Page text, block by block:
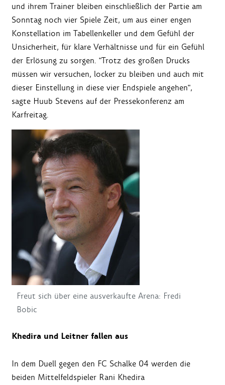
und ihrem Trainer bleiben einschließlich der Partie am
Sonntag noch vier Spiele Zeit, um aus einer engen
Konstellation im Tabellenkeller und dem Gefühl der
Unsicherheit, für klare Verhältnisse und für ein Gefühl
der Erlösung zu sorgen. "Trotz des großen Drucks
müssen wir versuchen, locker zu bleiben und auch mit
dieser Einstellung in diese vier Endspiele angehen",
sagte Huub Stevens auf der Pressekonferenz am
Karfreitag.
Freut sich über eine ausverkaufte Arena: Fredi
Bobic
Khedira und Leitner fallen aus
In dem Duell gegen den FC Schalke 04 werden die
beiden Mittelfeldspieler Rani Khedira